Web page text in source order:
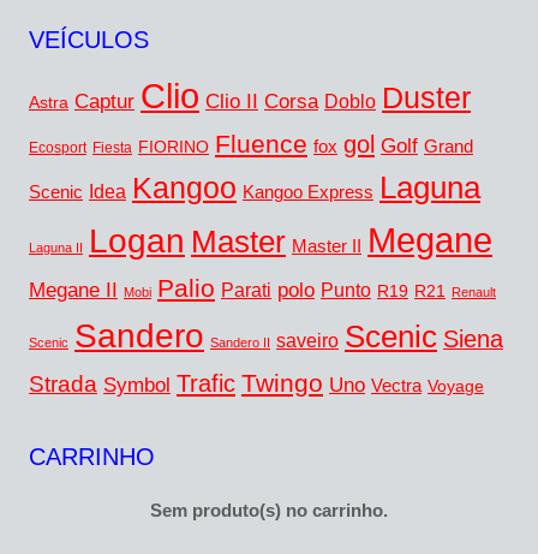
VEÍCULOS
Astra Captur Clio Clio II Corsa Doblo Duster
Ecosport Fiesta FIORINO Fluence fox gol Golf Grand
Scenic Idea Kangoo Kangoo Express Laguna
Laguna II Logan Master Master II Megane
Megane II Mobi Palio Parati polo Punto R19 R21 Renault
Scenic Sandero Sandero II saveiro Scenic Siena
Strada Symbol Trafic Twingo Uno Vectra Voyage
CARRINHO
Sem produto(s) no carrinho.